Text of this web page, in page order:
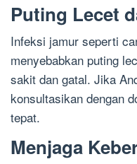
Puting Lecet
Infeksi jamur seperti
menyebabkan puting
sakit dan gatal. Jika
konsultasikan dengan
tepat.
Menjaga